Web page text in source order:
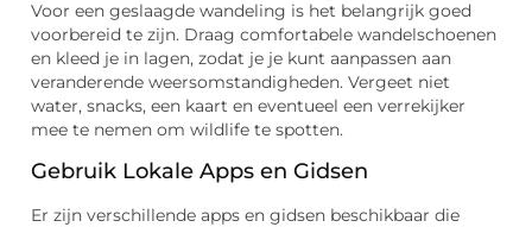
Voor een geslaagde wandeling is het belangrijk goed
voorbereid te zijn. Draag comfortabele wandelschoenen
en kleed je in lagen, zodat je je kunt aanpassen aan
veranderende weersomstandigheden. Vergeet niet
water, snacks, een kaart en eventueel een verrekijker
mee te nemen om wildlife te spotten.
Gebruik Lokale Apps en Gidsen
Er zijn verschillende apps en gidsen beschikbaar die